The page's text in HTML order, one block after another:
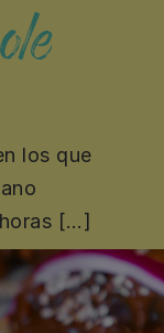
los que
[…]